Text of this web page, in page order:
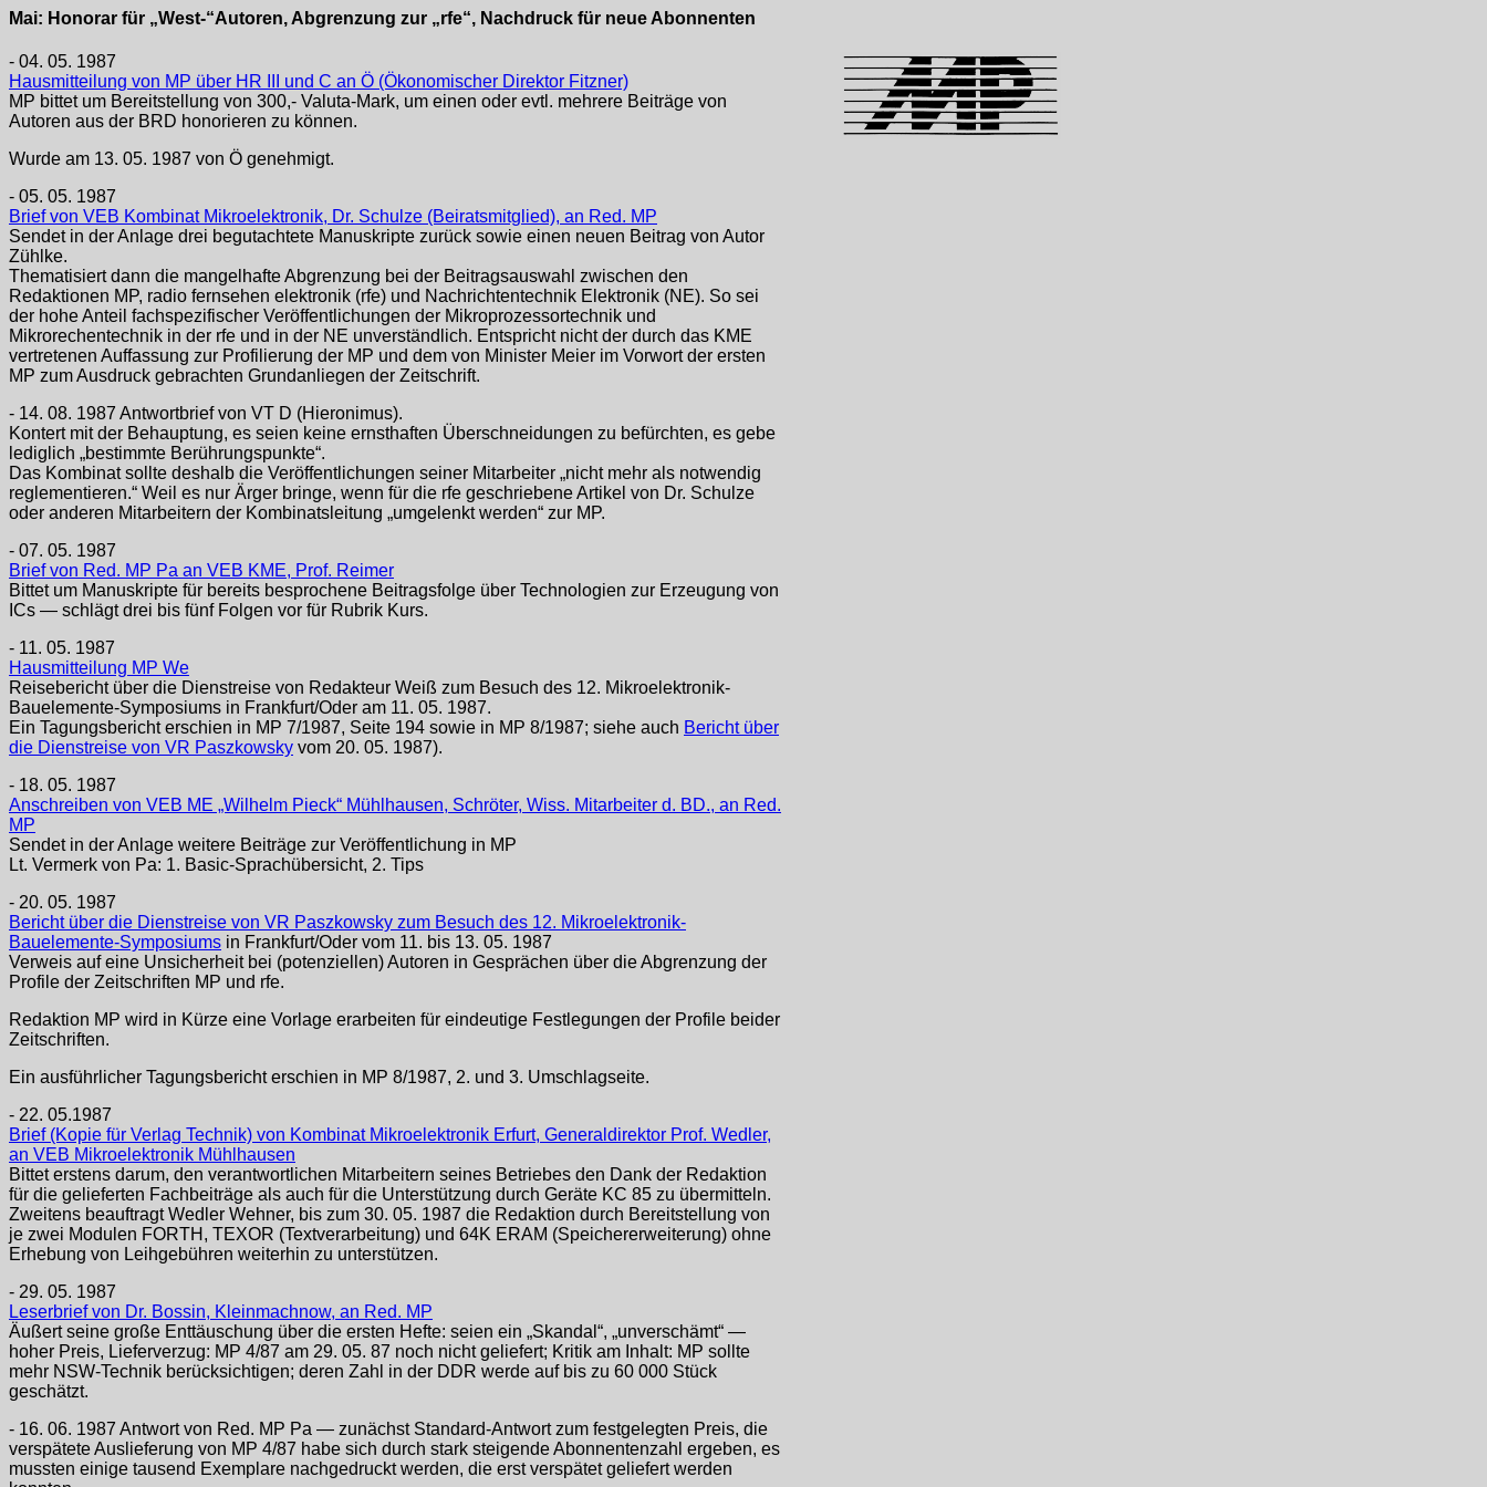
Mai: Honorar für „West-“Autoren, Abgrenzung zur „rfe“, Nachdruck für neue Abonnenten
- 04. 05. 1987
Hausmitteilung von MP über HR III und C an Ö (Ökonomischer Direktor Fitzner)
MP bittet um Bereitstellung von 300,- Valuta-Mark, um einen oder evtl. mehrere Beiträge von
Autoren aus der BRD honorieren zu können.
Wurde am 13. 05. 1987 von Ö genehmigt.
- 05. 05. 1987
Brief von VEB Kombinat Mikroelektronik, Dr. Schulze (Beiratsmitglied), an Red. MP
Sendet in der Anlage drei begutachtete Manuskripte zurück sowie einen neuen Beitrag von Autor
Zühlke.
Thematisiert dann die mangelhafte Abgrenzung bei der Beitragsauswahl zwischen den
Redaktionen MP, radio fernsehen elektronik (rfe) und Nachrichtentechnik Elektronik (NE). So sei
der hohe Anteil fachspezifischer Veröffentlichungen der Mikroprozessortechnik und
Mikrorechentechnik in der rfe und in der NE unverständlich. Entspricht nicht der durch das KME
vertretenen Auffassung zur Profilierung der MP und dem von Minister Meier im Vorwort der ersten
MP zum Ausdruck gebrachten Grundanliegen der Zeitschrift.
- 14. 08. 1987 Antwortbrief von VT D (Hieronimus).
Kontert mit der Behauptung, es seien keine ernsthaften Überschneidungen zu befürchten, es gebe
lediglich „bestimmte Berührungspunkte“.
Das Kombinat sollte deshalb die Veröffentlichungen seiner Mitarbeiter „nicht mehr als notwendig
reglementieren.“ Weil es nur Ärger bringe, wenn für die rfe geschriebene Artikel von Dr. Schulze
oder anderen Mitarbeitern der Kombinatsleitung „umgelenkt werden“ zur MP.
- 07. 05. 1987
Brief von Red. MP Pa an VEB KME, Prof. Reimer
Bittet um Manuskripte für bereits besprochene Beitragsfolge über Technologien zur Erzeugung von
ICs — schlägt drei bis fünf Folgen vor für Rubrik Kurs.
- 11. 05. 1987
Hausmitteilung MP We
Reisebericht über die Dienstreise von Redakteur Weiß zum Besuch des 12. Mikroelektronik-
Bauelemente-Symposiums in Frankfurt/Oder am 11. 05. 1987.
Ein Tagungsbericht erschien in MP 7/1987, Seite 194 sowie in MP 8/1987; siehe auch Bericht über
die Dienstreise von VR Paszkowsky vom 20. 05. 1987).
- 18. 05. 1987
Anschreiben von VEB ME „Wilhelm Pieck“ Mühlhausen, Schröter, Wiss. Mitarbeiter d. BD., an Red.
MP
Sendet in der Anlage weitere Beiträge zur Veröffentlichung in MP
Lt. Vermerk von Pa: 1. Basic-Sprachübersicht, 2. Tips
- 20. 05. 1987
Bericht über die Dienstreise von VR Paszkowsky zum Besuch des 12. Mikroelektronik-
Bauelemente-Symposiums in Frankfurt/Oder vom 11. bis 13. 05. 1987
Verweis auf eine Unsicherheit bei (potenziellen) Autoren in Gesprächen über die Abgrenzung der
Profile der Zeitschriften MP und rfe.
Redaktion MP wird in Kürze eine Vorlage erarbeiten für eindeutige Festlegungen der Profile beider
Zeitschriften.
Ein ausführlicher Tagungsbericht erschien in MP 8/1987, 2. und 3. Umschlagseite.
- 22. 05.1987
Brief (Kopie für Verlag Technik) von Kombinat Mikroelektronik Erfurt, Generaldirektor Prof. Wedler,
an VEB Mikroelektronik Mühlhausen
Bittet erstens darum, den verantwortlichen Mitarbeitern seines Betriebes den Dank der Redaktion
für die gelieferten Fachbeiträge als auch für die Unterstützung durch Geräte KC 85 zu übermitteln.
Zweitens beauftragt Wedler Wehner, bis zum 30. 05. 1987 die Redaktion durch Bereitstellung von
je zwei Modulen FORTH, TEXOR (Textverarbeitung) und 64K ERAM (Speichererweiterung) ohne
Erhebung von Leihgebühren weiterhin zu unterstützen.
- 29. 05. 1987
Leserbrief von Dr. Bossin, Kleinmachnow, an Red. MP
Äußert seine große Enttäuschung über die ersten Hefte: seien ein „Skandal“, „unverschämt“ —
hoher Preis, Lieferverzug: MP 4/87 am 29. 05. 87 noch nicht geliefert; Kritik am Inhalt: MP sollte
mehr NSW-Technik berücksichtigen; deren Zahl in der DDR werde auf bis zu 60 000 Stück
geschätzt.
- 16. 06. 1987 Antwort von Red. MP Pa — zunächst Standard-Antwort zum festgelegten Preis, die
verspätete Auslieferung von MP 4/87 habe sich durch stark steigende Abonnentenzahl ergeben, es
mussten einige tausend Exemplare nachgedruckt werden, die erst verspätet geliefert werden